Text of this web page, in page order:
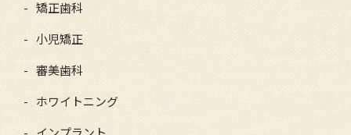
矯正歯科
小児矯正
審美歯科
ホワイトニング